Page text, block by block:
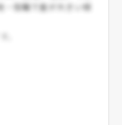
・役職で差が大きい傾
。